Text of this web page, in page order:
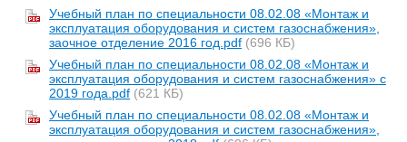
Учебный план по специальности 08.02.08 «Монтаж и
эксплуатация оборудования и систем газоснабжения»,
заочное отделение 2016 год.pdf (696 КБ)
Учебный план по специальности 08.02.08 «Монтаж и
эксплуатация оборудования и систем газоснабжения» с
2019 года.pdf (621 КБ)
Учебный план по специальности 08.02.08 «Монтаж и
эксплуатация оборудования и систем газоснабжения»,